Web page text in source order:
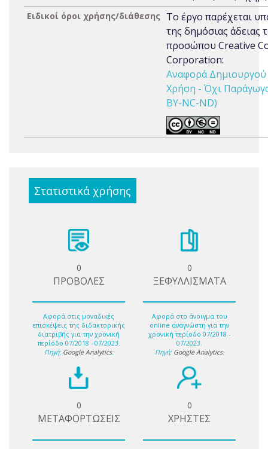
Ειδικοί όροι χρήσης/διάθεσης Το έργο παρέχεται
της δημόσιας άδειας
προσώπου Creative
Corporation:
Αναφορά
Χρήση - Όχι
BY-NC-ND)
Στατιστικά χρήσης
0
ΠΡΟΒΟΛΕΣ
Αφορά στις μοναδικές
επισκέψεις της διδακτορικής
διατριβής για την χρονική
περίοδο 07/2018 - 07/2023.
Πηγή: Google Analytics.
0
ΞΕΦΥΛΛΙΣΜΑΤΑ
Αφορά στο άνοιγμα του
online αναγνώστη για την
χρονική περίοδο 07/2018 -
07/2023.
Πηγή: Google Analytics.
0
ΜΕΤΑΦΟΡΤΩΣΕΙΣ
0
ΧΡΗΣΤΕΣ